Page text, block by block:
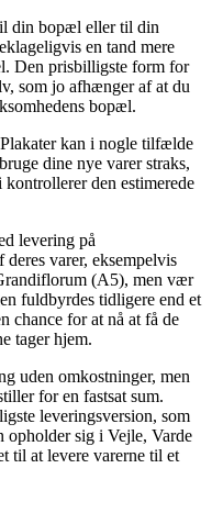
din bopæl eller til din
en tand mere
Den prisbilligste form for
som jo afhænger af at du
bopæl.
kan i nogle tilfælde
dine nye varer straks,
den estimerede
levering på
varer, eksempelvis
(A5), men vær
fuldbyrdes tidligere end et
chance for at nå at få de
tager hjem.
uden omkostninger, men
for en fastsat sum.
leveringsversion, som
opholder sig i Vejle, Varde
til at levere varerne til et